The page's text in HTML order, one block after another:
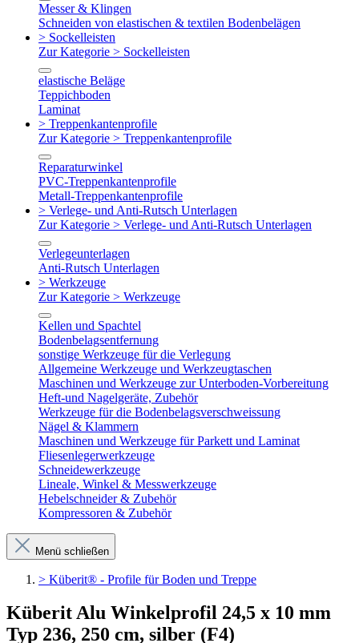
Messer & Klingen
Schneiden von elastischen & textilen Bodenbelägen
> Sockelleisten
Zur Kategorie > Sockelleisten
elastische Beläge
Teppichboden
Laminat
> Treppenkantenprofile
Zur Kategorie > Treppenkantenprofile
Reparaturwinkel
PVC-Treppenkantenprofile
Metall-Treppenkantenprofile
> Verlege- und Anti-Rutsch Unterlagen
Zur Kategorie > Verlege- und Anti-Rutsch Unterlagen
Verlegeunterlagen
Anti-Rutsch Unterlagen
> Werkzeuge
Zur Kategorie > Werkzeuge
Kellen und Spachtel
Bodenbelagsentfernung
sonstige Werkzeuge für die Verlegung
Allgemeine Werkzeuge und Werkzeugtaschen
Maschinen und Werkzeuge zur Unterboden-Vorbereitung
Heft-und Nagelgeräte, Zubehör
Werkzeuge für die Bodenbelagsverschweissung
Nägel & Klammern
Maschinen und Werkzeuge für Parkett und Laminat
Fliesenlegerwerkzeuge
Schneidewerkzeuge
Lineale, Winkel & Messwerkzeuge
Hebelschneider & Zubehör
Kompressoren & Zubehör
Menü schließen
> Küberit® - Profile für Boden und Treppe
Küberit Alu Winkelprofil 24,5 x 10 mm
Typ 236, 250 cm, silber (F4)